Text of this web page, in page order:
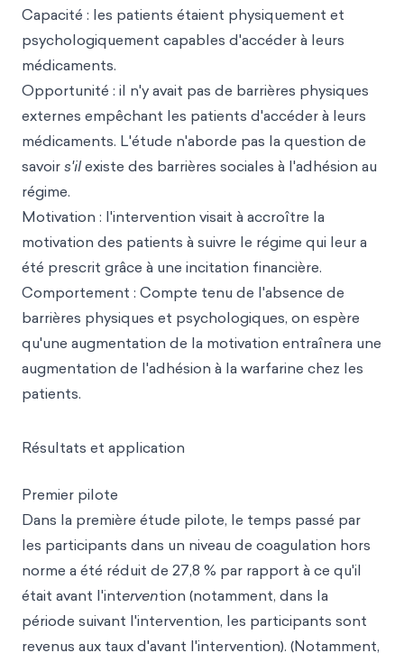
Capacité : les patients étaient physiquement et
psychologiquement capables d'accéder à leurs
médicaments.
Opportunité : il n'y avait pas de barrières physiques
externes empêchant les patients d'accéder à leurs
médicaments. L'étude n'aborde pas la question de
savoirs'ilexiste des barrières sociales à l'adhésion au
régime.
Motivation : l'intervention visait à accroître la
motivation des patients à suivre le régime qui leur a
été prescrit grâce à une incitation financière.
Comportement : Compte tenu de l'absence de
barrières physiques et psychologiques, on espère
qu'une augmentation de la motivation entraînera une
augmentation de l'adhésion à la warfarine chez les
patients.
Résultats et application
Premier pilote
Dans la première étude pilote, le temps passé par
les participants dans un niveau de coagulation hors
norme a été réduit de 27,8 % par rapport à ce qu'il
était avant l'intervention (notamment, dans la
période suivant l'intervention, les participants sont
revenus aux taux d'avant l'intervention). (Notamment,